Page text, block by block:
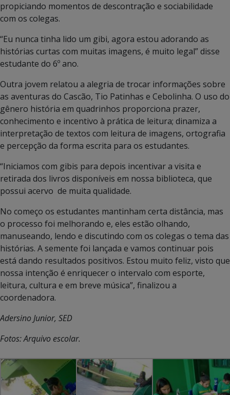
propiciando momentos de descontração e sociabilidade
com os colegas.
“Eu nunca tinha lido um gibi, agora estou adorando as
histórias curtas com muitas imagens, é muito legal” disse
estudante do 6º ano.
Outra jovem relatou a alegria de trocar informações sobre
as aventuras do Cascão, Tio Patinhas e Cebolinha. O uso do
gênero história em quadrinhos proporciona prazer,
conhecimento e incentivo à prática de leitura; dinamiza a
interpretação de textos com leitura de imagens, ortografia
e percepção da forma escrita para os estudantes.
“Iniciamos com gibis para depois incentivar a visita e
retirada dos livros disponíveis em nossa biblioteca, que
possui acervo de muita qualidade.
No começo os estudantes mantinham certa distância, mas
o processo foi melhorando e, eles estão olhando,
manuseando, lendo e discutindo com os colegas o tema das
histórias. A semente foi lançada e vamos continuar pois
está dando resultados positivos. Estou muito feliz, visto que
nossa intenção é enriquecer o intervalo com esporte,
leitura, cultura e em breve música”, finalizou a
coordenadora.
Adersino Junior, SED
Fotos: Arquivo escolar.